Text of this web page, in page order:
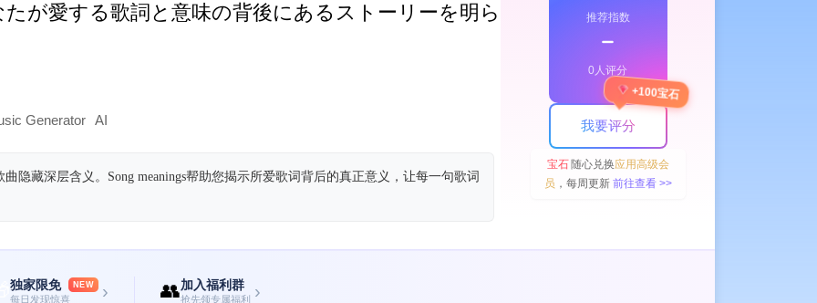
が愛する歌詞と意味の背後にあるストーリーを明らかにする
Generator AI
隐藏深层含义。Song meanings帮助您揭示所爱歌词背后的真正意义，让每一句歌词
推荐指数
﹣
0人评分
我要评分
+100宝石
宝石随心兑换应用高级会
员 ，每周更新 前往查看 >>
独家限免 NEW
每日发现惊喜 › 👥加入福利群
抢先领专属福利 ›